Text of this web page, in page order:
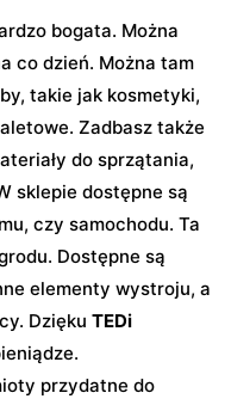
bogata. Można
co dzień. Można tam
takie jak kosmetyki,
Zadbasz także
do sprzątania,
sklepie dostępne są
czy samochodu. Ta
Dostępne są
elementy wystroju, a
Dzięku TEDi
przydatne do